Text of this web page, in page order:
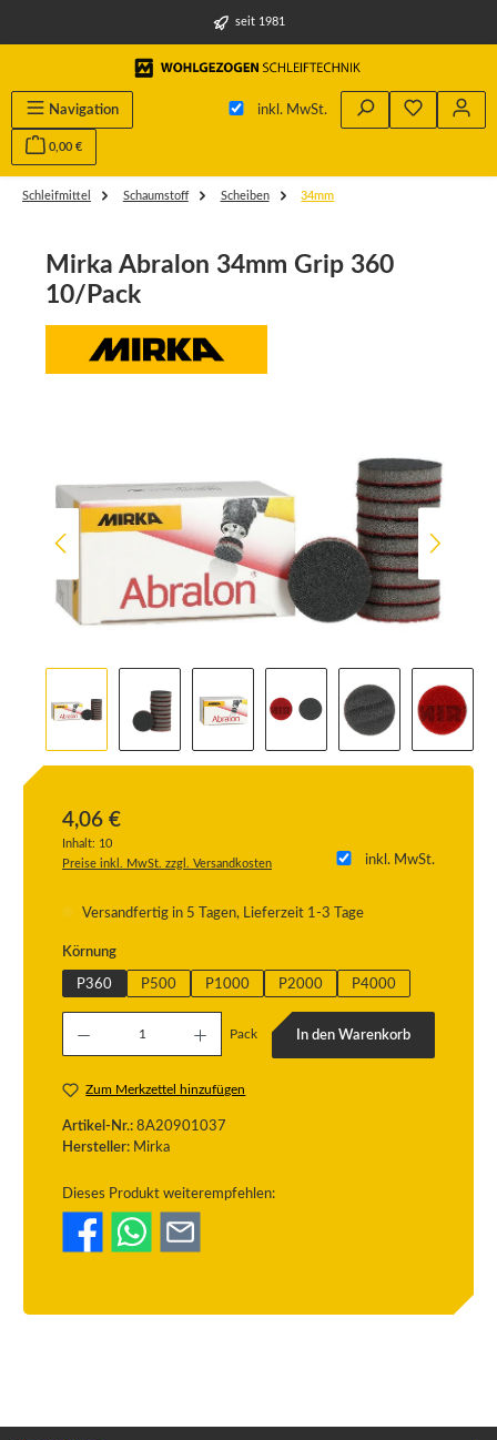
seit 1981
Navigation inkl. MwSt. Du hast 0
0,00 €
Schleifmittel Schaumstoff Scheiben 34mm
Mirka Abralon 34mm Grip 360
10/Pack
4,06 €
Inhalt: 10
inkl. MwSt.
Preise inkl. MwSt. zzgl. Versandkosten
Versandfertig in 5 Tagen, Lieferzeit 1-3 Tage
Körnungauswählen
P360 P500 P1000 P2000 P4000
Produkt Anzahl: Gib den gewünschten Wert ein oder benutze die Schaltflächen um
Pack In den Warenkorb
Zum Merkzettel hinzufügen
Artikel-Nr.: 8A20901037
Hersteller: Mirka
Dieses Produkt weiterempfehlen: